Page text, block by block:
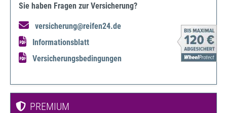
Sie haben Fragen zur Versicherung?
versicherung@reifen24.de
Informationsblatt
Versicherungsbedingungen
PREMIUM